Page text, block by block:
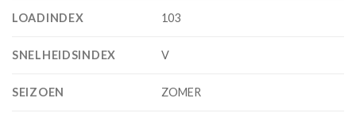
LOADINDEX 103
SNELHEIDSINDEX V
SEIZOEN ZOMER